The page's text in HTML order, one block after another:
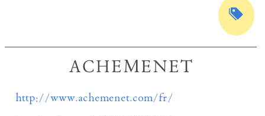
ACHEMENET
http://www.achemenet.com/fr/